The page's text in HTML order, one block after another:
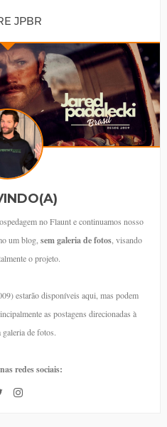
JPBR
no Flaunt e continuamos nosso
um blog, sem galeria de fotos , visando
o projeto.
estarão disponíveis aqui, mas podem
as postagens direcionadas à
galeria de fotos.
redes sociais: